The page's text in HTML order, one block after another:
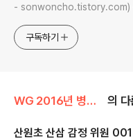
- sonwoncho.tistory.com)
구독하기
WG 2016년 병신년 기록 의 다
산원초 산삼 감정 위원 001